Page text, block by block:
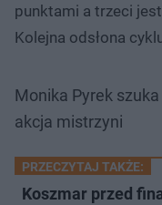
punktami a trzeci
Kolejna odsłona
Monika Pyrek
akcja mistrzyni
PRZECZYTAJ TAKŻE:
Koszmar przed